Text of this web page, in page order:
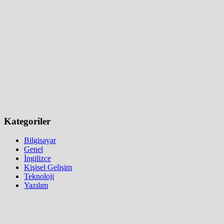
Kategoriler
Bilgisayar
Genel
İngilizce
Kişisel Gelişim
Teknoloji
Yazılım